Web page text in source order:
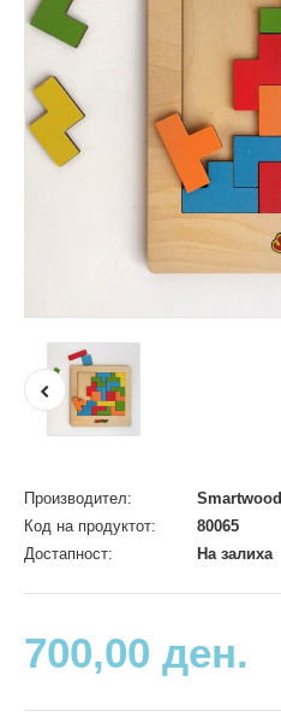
Производител:
Smartwood
Код на продуктот:
80065
Достапност:
На залиха
700,00 ден.